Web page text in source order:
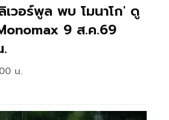
วอร์พูล พบ โมนาโก' ดู
9 ส.ค.69
น.